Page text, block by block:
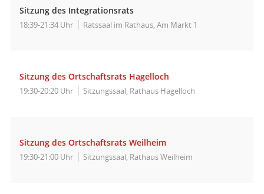
Sitzung des Integrationsrats
18:39-21:34 Uhr Ratssaal im Rathaus, Am Markt 1
Sitzung des Ortschaftsrats Hagelloch
19:30-20:20 Uhr Sitzungssaal, Rathaus Hagelloch
Sitzung des Ortschaftsrats Weilheim
19:30-21:00 Uhr Sitzungssaal, Rathaus Weilheim